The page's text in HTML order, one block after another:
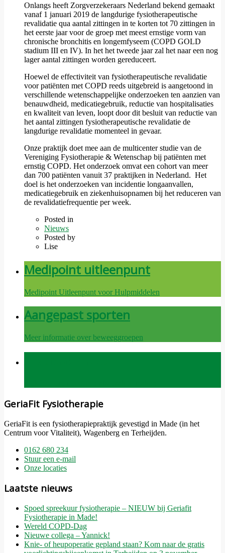
Onlangs heeft Zorgverzekeraars Nederland bekend gemaakt
vanaf 1 januari 2019 de langdurige fysiotherapeutische
revalidatie qua aantal zittingen in te korten tot 70 zittingen in
het eerste jaar voor de groep met meest ernstige vorm van
chronische bronchitis en longemfyseem (COPD GOLD
stadium III en IV). In het het tweede jaar zal het naar een nog
lager aantal zittingen worden gereduceert.
Hoewel de effectiviteit van fysiotherapeutische revalidatie
voor patiënten met COPD reeds uitgebreid is aangetoond in
verschillende wetenschappelijke onderzoeken ten aanzien van
benauwdheid, medicatiegebruik, reductie van hospitalisaties
en kwaliteit van leven, loopt door dit besluit van reductie van
het aantal zittingen fysiotherapeutische revalidatie de
langdurige revalidatie momenteel in gevaar.
Onze praktijk doet mee aan de multicenter studie van de
Vereniging Fysiotherapie & Wetenschap bij patiënten met
ernstig COPD. Het onderzoek omvat een cohort van meer
dan 700 patiënten vanuit 37 praktijken in Nederland. Het
doel is het onderzoeken van incidentie longaanvallen,
medicatiegebruik en ziekenhuisopnamen bij het reduceren van
de revalidatiefrequentie per week.
Posted in
Nieuws
Posted by
Lise
Medipoint uitleenpunt
Medipoint Uitleenpunt voor Hulpmiddelen
Aangepast sporten
Meer informatie over beweeggroepen
GeriaFit Fysiotherapie
GeriaFit is een fysiotherapiepraktijk gevestigd in Made (in het
Centrum voor Vitaliteit), Wagenberg en Terheijden.
0162 680 234
Stuur een e-mail
Onze locaties
Laatste nieuws
Spoed spreekuur fysiotherapie – NIEUW bij Geriafit
Fysiotherapie in Made!
Wereld COPD-Dag
Nieuwe collega – Yannick!
Knie- of heupoperatie gepland staan? Kom naar de gratis